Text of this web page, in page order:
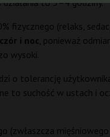
działania to 3–4 godziny.
(relaks,
i noc , ponieważ
wysoki.
o tolerancję
to suchość w ustach i